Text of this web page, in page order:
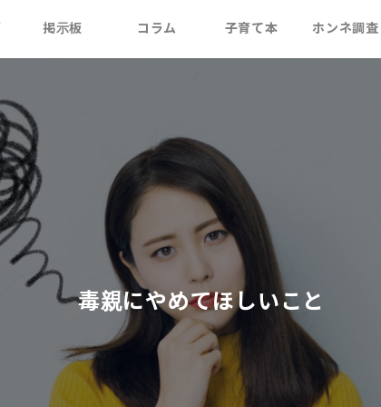
掲示板 コラム 子育て本 ホンネ調査
毒親にやめてほしいこと